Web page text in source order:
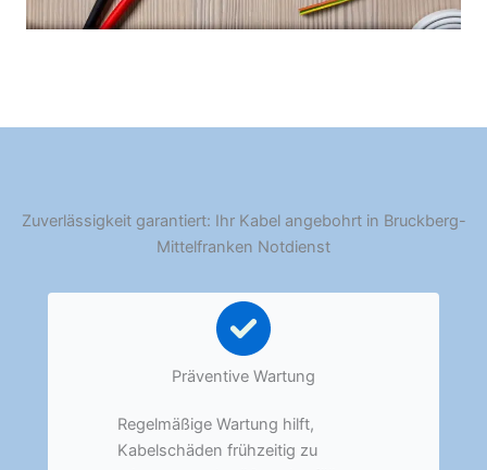
Zuverlässigkeit garantiert: Ihr Kabel angebohrt in Bruckberg-
Mittelfranken Notdienst
Präventive Wartung
Regelmäßige Wartung hilft,
Kabelschäden frühzeitig zu